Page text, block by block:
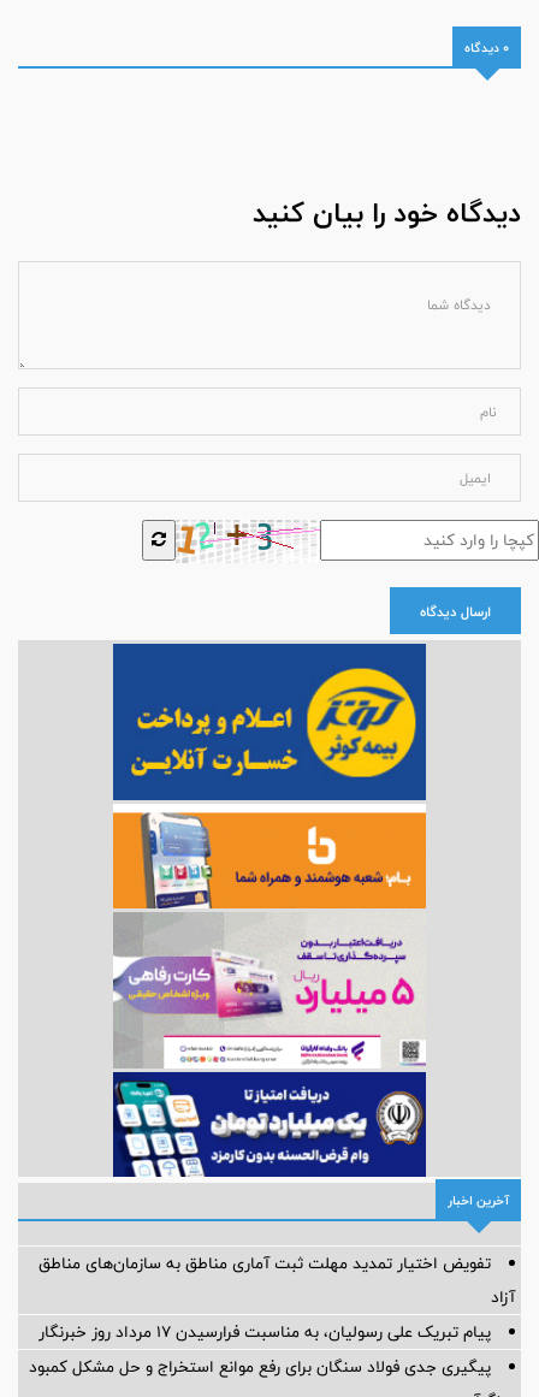
0 دیدگاه
دیدگاه خود را بیان کنید
ارسال دیدگاه
آخرین اخبار
تفویض اختیار تمدید مهلت ثبت آماری مناطق به سازمان‌های مناطق
آزاد
پیام تبریک علی رسولیان، به مناسبت فرارسیدن ۱۷ مرداد روز خبرنگار
پیگیری جدی فولاد سنگان برای رفع موانع استخراج و حل مشکل کمبود